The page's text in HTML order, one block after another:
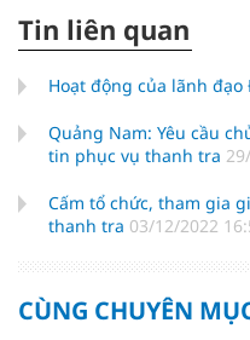
Tin liên quan
Hoạt động của lãnh
Quảng Nam: Yêu cầu
tin phục vụ thanh tra
Cấm tổ chức, tham gia
thanh tra 03/12/2022
CÙNG CHUYÊN